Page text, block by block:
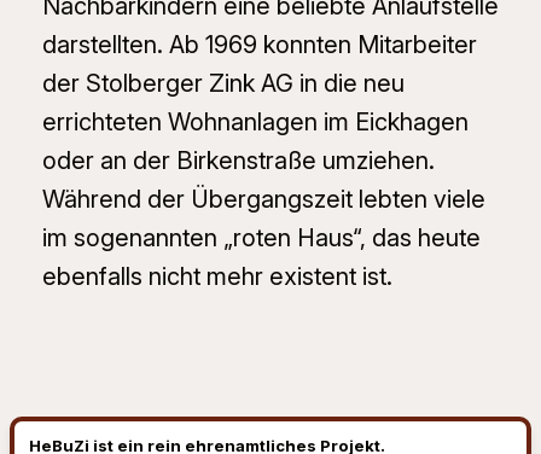
Nachbarkindern eine beliebte Anlaufstelle
darstellten. Ab 1969 konnten Mitarbeiter
der Stolberger Zink AG in die neu
errichteten Wohnanlagen im Eickhagen
oder an der Birkenstraße umziehen.
Während der Übergangszeit lebten viele
im sogenannten „roten Haus“, das heute
ebenfalls nicht mehr existent ist.
HeBuZi ist ein rein ehrenamtliches Projekt.